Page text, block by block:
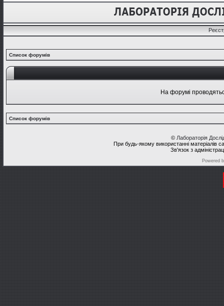
Список форумів
На форумі
Список форумів
© Лабораторія
При будь-якому використанні матеріалів
Зв'язок з
Powered